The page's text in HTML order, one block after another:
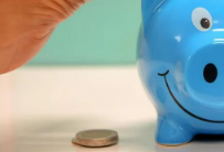
Pena
para
Seu
em